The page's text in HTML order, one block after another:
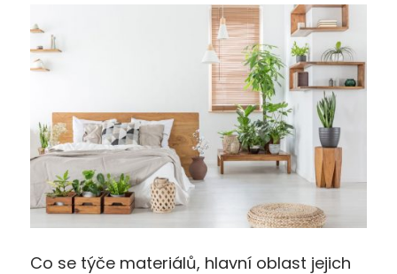
Co se týče materiálů, hlavní oblast jejich